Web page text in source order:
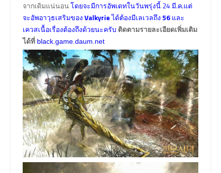
จากเดิมแน่นอนโดยจะมีการอัพเดทในวันพรุ่งนี้ 24 มี.ค.แต่
จะอัพอาวุธเสริมของValkyrieได้ต้องมีเลเวลถึง56และ
เควสเนื้อเรื่องต้องถึงด้วยนะครับ ติดตามรายละเอียดเพิ่มเติม
ได้ที่ black.game.daum.net